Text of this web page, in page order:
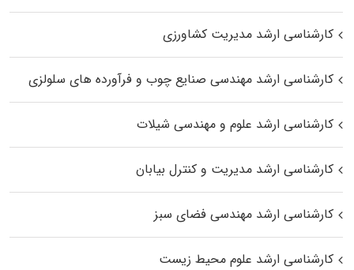
کارشناسی ارشد مدیریت کشاورزی
کارشناسی ارشد مهندسی صنایع چوب و فرآورده‌ های سلولزی
کارشناسی ارشد علوم و مهندسی شیلات
کارشناسی ارشد مدیریت و کنترل بیابان
کارشناسی ارشد مهندسی فضای سبز
کارشناسی ارشد علوم محیط‌ زیست